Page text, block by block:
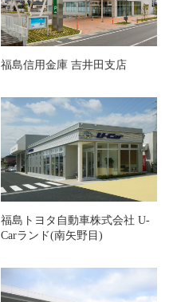
福島信用金庫 吉井田支店
福島トヨタ自動車株式会社 U-
Carランド(南矢野目)